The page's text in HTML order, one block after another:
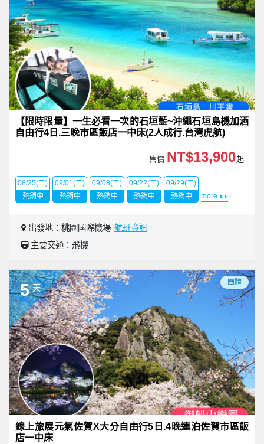
【限時限量】一生必看一次的石垣藍~沖繩石垣島機加酒
自由行4日.三晚市區飯店一中床(2人成行.台灣虎航)
售價 NT$13,900起
08/25(二)
熱銷中
09/01(二)
熱銷中
09/08(二)
熱銷中
09/22(二)
熱銷中
09/29(二)
熱銷中
more
出發地：桃園國際機場 航班資訊
主要交通：飛機
5 天
團體
線上旅展元氣佐賀X大分自由行5日.4晚連泊佐賀市區飯
店一中床